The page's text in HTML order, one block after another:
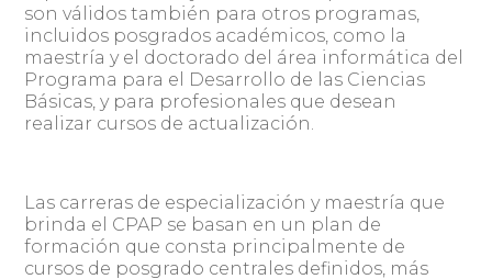
son válidos también para otros programas,
incluidos posgrados académicos, como la
maestría y el doctorado del área informática del
Programa para el Desarrollo de las Ciencias
Básicas, y para profesionales que desean
realizar cursos de actualización.
Las carreras de especialización y maestría que
brinda el CPAP se basan en un plan de
formación que consta principalmente de
cursos de posgrado centrales definidos, más